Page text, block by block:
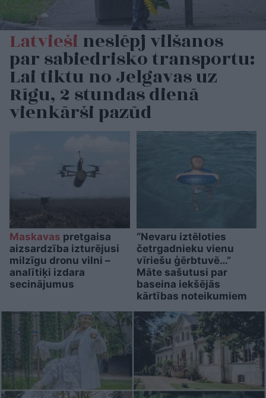
Latviešineslēpj vilšanos
par sabiedrisko transportu:
Lai tiktu no Jelgavas uz
Rīgu, 2 stundas dienā
vienkārši pazūd
Maskavas pretgaisa
aizsardzība izturējusi
milzīgu dronu vilni –
analītiķi izdara
secinājumus
“Nevaru iztēloties
četrgadnieku vienu
vīriešu ģērbtuvē…”
Māte sašutusi par
baseina iekšējās
kārtības noteikumiem